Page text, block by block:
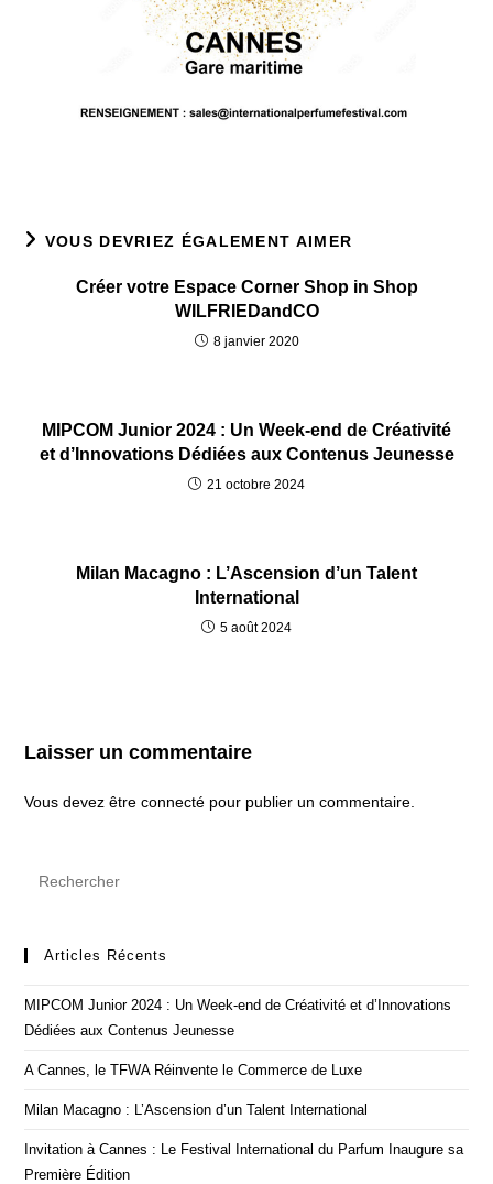
VOUS DEVRIEZ ÉGALEMENT AIMER
Créer votre Espace Corner Shop in Shop
WILFRIEDandCO
8 janvier 2020
MIPCOM Junior 2024 : Un Week-end de Créativité
et d’Innovations Dédiées aux Contenus Jeunesse
21 octobre 2024
Milan Macagno : L’Ascension d’un Talent
International
5 août 2024
Laisser un commentaire
Vous devez êtreconnecté pour publier un commentaire.
Articles Récents
MIPCOM Junior 2024 : Un Week-end de Créativité et d’Innovations
Dédiées aux Contenus Jeunesse
A Cannes, le TFWA Réinvente le Commerce de Luxe
Milan Macagno : L’Ascension d’un Talent International
Invitation à Cannes : Le Festival International du Parfum Inaugure sa
Première Édition